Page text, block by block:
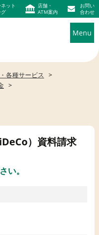
ット
店舗・
ATM案内
お問い
合わせ
Menu
各種サービス
）資料請求
い。